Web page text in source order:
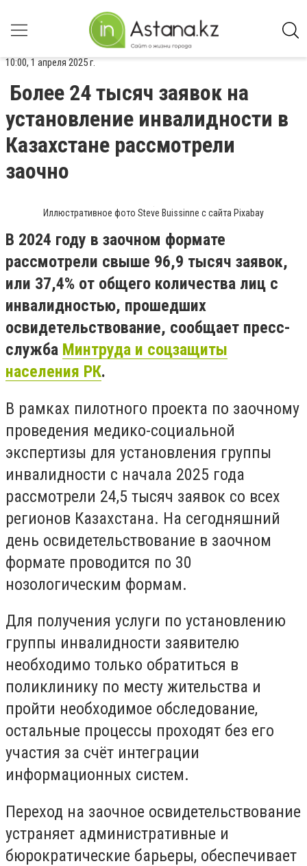
10:00, 1 апреля 2025 г.
Более 24 тысяч заявок на
установление инвалидности в
Казахстане рассмотрели
заочно
Иллюстративное фото Steve Buissinne с сайта Pixabay
В 2024 году в заочном формате
рассмотрели свыше 96,9 тысяч заявок,
или 37,4% от общего количества лиц с
инвалидностью, прошедших
освидетельствование, сообщает пресс-
служба Минтруда и соцзащиты
населения РК.
В рамках пилотного проекта по заочному
проведения медико-социальной
экспертизы для установления группы
инвалидности с начала 2025 года
рассмотрели 24,5 тысяч заявок со всех
регионов Казахстана. На сегодняшний
день освидетельствование в заочном
формате проводится по 30
нозологическим формам.
Для получения услуги по установлению
группы инвалидности заявителю
необходимо только обратиться в
поликлинику по месту жительства и
пройти необходимое обследование,
остальные процессы проходят без его
участия за счёт интеграции
информационных систем.
Переход на заочное освидетельствование
устраняет административные и
бюрократические барьеры, обеспечивает